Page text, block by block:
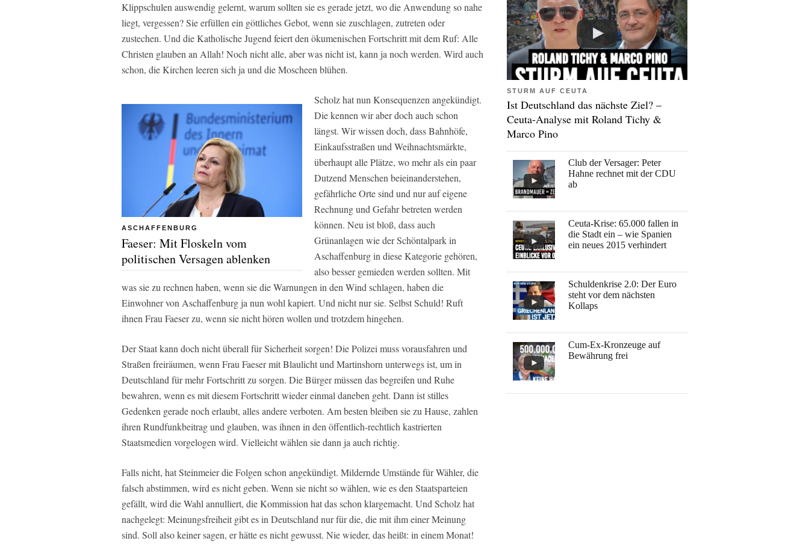
Klippschulen auswendig gelernt, warum sollten sie es gerade jetzt, wo die Anwendung so nahe
liegt, vergessen? Sie erfüllen ein göttliches Gebot, wenn sie zuschlagen, zutreten oder
zustechen. Und die Katholische Jugend feiert den ökumenischen Fortschritt mit dem Ruf: Alle
Christen glauben an Allah! Noch nicht alle, aber was nicht ist, kann ja noch werden. Wird auch
schon, die Kirchen leeren sich ja und die Moscheen blühen.
ASCHAFFENBURG
Faeser: Mit Floskeln vom
politischen Versagen ablenken
Scholz hat nun Konsequenzen angekündigt.
Die kennen wir aber doch auch schon
längst. Wir wissen doch, dass Bahnhöfe,
Einkaufsstraßen und Weihnachtsmärkte,
überhaupt alle Plätze, wo mehr als ein paar
Dutzend Menschen beieinanderstehen,
gefährliche Orte sind und nur auf eigene
Rechnung und Gefahr betreten werden
können. Neu ist bloß, dass auch
Grünanlagen wie der Schöntalpark in
Aschaffenburg in diese Kategorie gehören,
also besser gemieden werden sollten. Mit
was sie zu rechnen haben, wenn sie die Warnungen in den Wind schlagen, haben die
Einwohner von Aschaffenburg ja nun wohl kapiert. Und nicht nur sie. Selbst Schuld! Ruft
ihnen Frau Faeser zu, wenn sie nicht hören wollen und trotzdem hingehen.
Der Staat kann doch nicht überall für Sicherheit sorgen! Die Polizei muss vorausfahren und
Straßen freiräumen, wenn Frau Faeser mit Blaulicht und Martinshorn unterwegs ist, um in
Deutschland für mehr Fortschritt zu sorgen. Die Bürger müssen das begreifen und Ruhe
bewahren, wenn es mit diesem Fortschritt wieder einmal daneben geht. Dann ist stilles
Gedenken gerade noch erlaubt, alles andere verboten. Am besten bleiben sie zu Hause, zahlen
ihren Rundfunkbeitrag und glauben, was ihnen in den öffentlich-rechtlich kastrierten
Staatsmedien vorgelogen wird. Vielleicht wählen sie dann ja auch richtig.
Falls nicht, hat Steinmeier die Folgen schon angekündigt. Mildernde Umstände für Wähler, die
falsch abstimmen, wird es nicht geben. Wenn sie nicht so wählen, wie es den Staatsparteien
gefällt, wird die Wahl annulliert, die Kommission hat das schon klargemacht. Und Scholz hat
nachgelegt: Meinungsfreiheit gibt es in Deutschland nur für die, die mit ihm einer Meinung
sind. Soll also keiner sagen, er hätte es nicht gewusst. Nie wieder, das heißt: in einem Monat!
STURM AUF CEUTA
Ist Deutschland das nächste Ziel? –
Ceuta-Analyse mit Roland Tichy &
Marco Pino
Club der Versager: Peter
Hahne rechnet mit der CDU
ab
Ceuta-Krise: 65.000 fallen in
die Stadt ein – wie Spanien
ein neues 2015 verhindert
Schuldenkrise 2.0: Der Euro
steht vor dem nächsten
Kollaps
Cum-Ex-Kronzeuge auf
Bewährung frei